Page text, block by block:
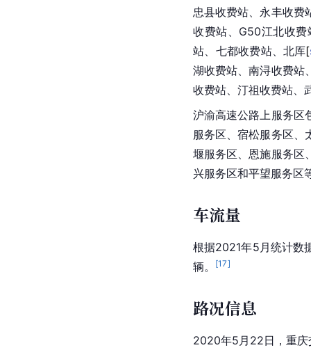
忠县收费站、永丰收费
收费站、G50江北收费
站、七都收费站、北厍[
湖收费站、南浔收费站
收费站、汀祖收费站、
沪渝高速公路 上服务
服务区、宿松服务区、
堰服务区、恩施服务区
兴服务区和平望服务区
车流量
根据2021年5月统计数
辆。
[17]
路况信息
2020年5月22日，重庆